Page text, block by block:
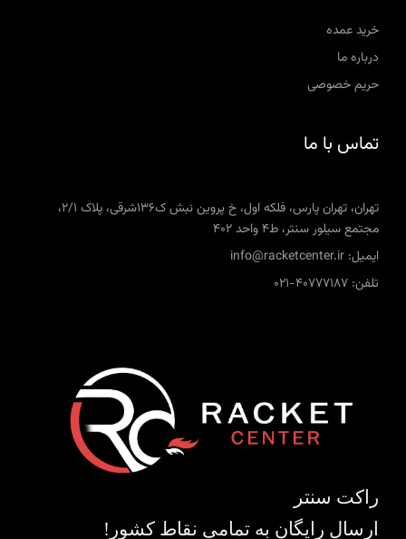
خرید عمده
درباره ما
حریم خصوصی
تماس با ما
تهران، تهران پارس، فلکه اول، خ پروین نبش ک136شرقی، پلاک 2/1،
مجتمع سیلور سنتر، ط4 واحد 402
ایمیل: info@racketcenter.ir
تلفن: 40777187-021
راکت سنتر
ارسال رایگان به تمامی نقاط کشور!